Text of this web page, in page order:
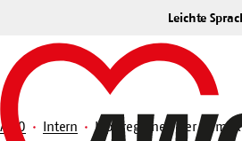
springen
Leichte
Startseite
AWO Intern Kippregionen der